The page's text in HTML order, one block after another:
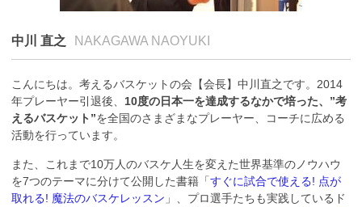
中川 直之 NAKAGAWA NAOYUKI
こんにちは。考えるバスケットの会【会長】中川直之です。2014
年プレーヤー引退後、 10度の日本一を達成するなかで培った、”考
えるバスケット”を全国のさまざまなプレーヤー、コーチに広める
活動を行っています。
また、これまで10万人のバスケ人生を変えた世界基準のノウハウ
を7つのテーマに分けて公開した書籍「すぐに試合で使える! 点が
取れる! 魔法のバスケレッスン 」、プロ選手たちも実践しているド